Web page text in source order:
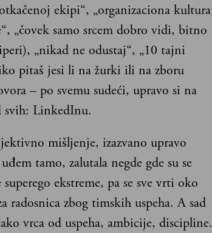
ekipi“, „organizaciona kultura
„čovek samo srcem dobro vidi, bitno
„nikad ne odustaj“, „10 tajni
pitaš jesi li na žurki ili na zboru
– po svemu sudeći, upravo si na
svih: LinkedInu.
mišljenje, izazvano upravo
tamo, zalutala negde gde su se
ekstreme, pa se sve vrti oko
radosnica zbog timskih uspeha. A sad
vrca od uspeha, ambicije, discipline.